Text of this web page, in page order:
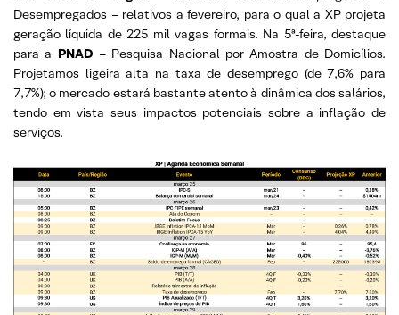
Desempregados – relativos a fevereiro, para o qual a XP projeta
geração líquida de 225 mil vagas formais. Na 5ª-feira, destaque
para a PNAD – Pesquisa Nacional por Amostra de Domicílios.
Projetamos ligeira alta na taxa de desemprego (de 7,6% para
7,7%); o mercado estará bastante atento à dinâmica dos salários,
tendo em vista seus impactos potenciais sobre a inflação de
serviços.